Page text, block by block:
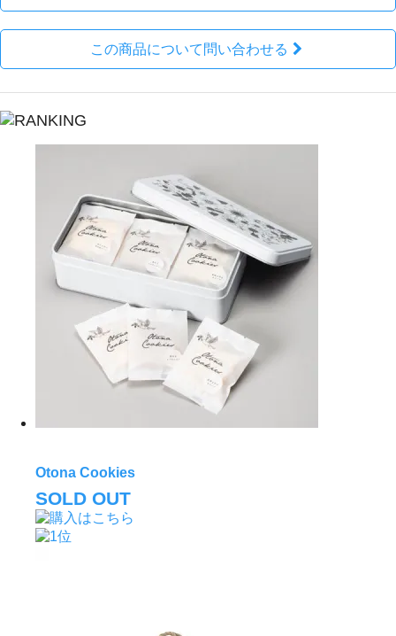
この商品について問い合わせる
Otona Cookies
SOLD OUT